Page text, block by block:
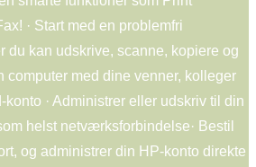
· Start med en problemfri
du kan udskrive, scanne, kopiere og
computer med dine venner, kolleger
· Administrer eller udskriv til din
helst netværksforbindelse· Bestil
og administrer din HP-konto direkte